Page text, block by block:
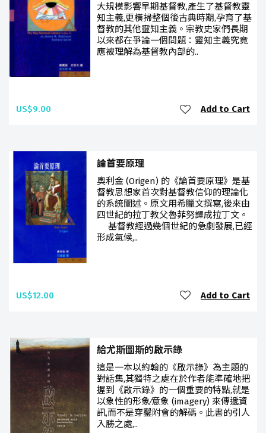
大規模影響早期基督教,產生了基督教靈
知主義,更橫掃整個後古典時期,孕育了基
督教的其他靈知主義。宗教史家們長期
以來都在爭論一個問題：靈知主義究竟
應被理解為基督教內部的..
US$9.00 Add to Cart
論首要原理
奧利金 (Origen) 的《論首要原理》是基
督教思想家首次對基督教信仰的理論化
的系統闡述。原文用希臘文撰寫,後來由
四世紀的拉丁教父魯菲努譯成拉丁文。
基督教經過幾個世紀的急劇發展,已經
形成氣候,..
US$12.00 Add to Cart
給尤斯圖斯的啟示錄
這是一本以約翰的《啟示錄》為主題的
對話集,其獨特之處在於作者能準確地把
握到《啟示錄》的一個重要的特點,就是
以象性的形象∕意象 (imagery) 來傳遞資
訊,而不是穿鑿附會的解碼。此書的引人
入勝之處,..